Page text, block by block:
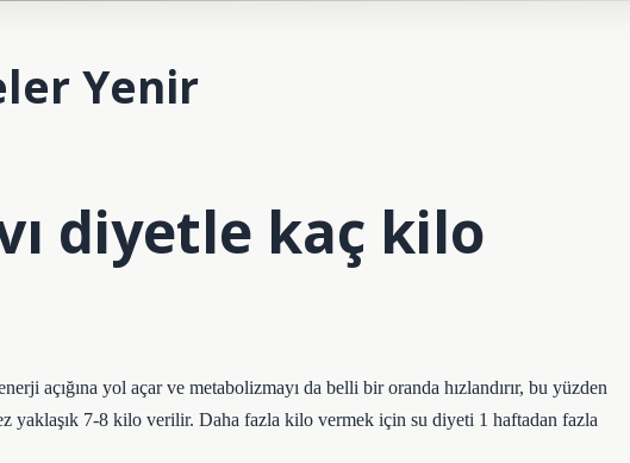
Yenir
diyetle kaç kilo
açığına yol açar ve metabolizmayı da belli bir oranda hızlandırır, bu yüzden
yaklaşık 7-8 kilo verilir. Daha fazla kilo vermek için su diyeti 1 haftadan fazla